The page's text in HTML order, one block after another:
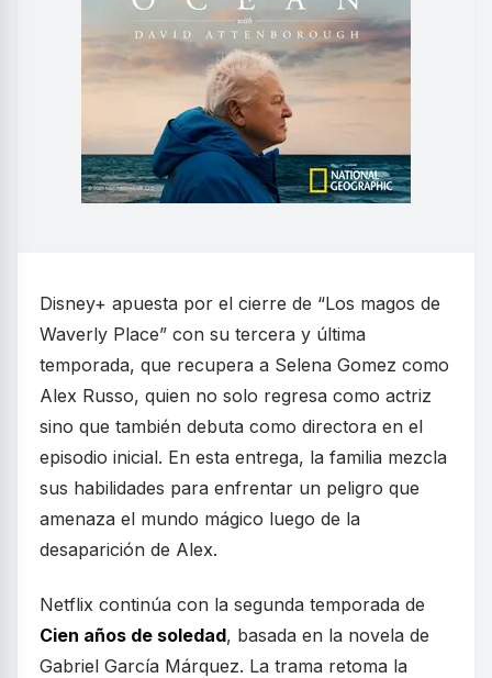
Disney+ apuesta por el cierre de “Los magos de
Waverly Place” con su tercera y última
temporada, que recupera a Selena Gomez como
Alex Russo, quien no solo regresa como actriz
sino que también debuta como directora en el
episodio inicial. En esta entrega, la familia mezcla
sus habilidades para enfrentar un peligro que
amenaza el mundo mágico luego de la
desaparición de Alex.
Netflix continúa con la segunda temporada de
Cien años de soledad, basada en la novela de
Gabriel García Márquez. La trama retoma la